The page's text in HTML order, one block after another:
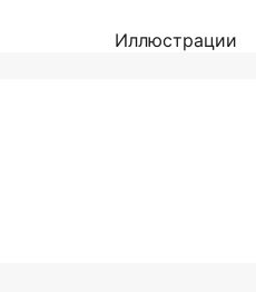
Иллюстрации